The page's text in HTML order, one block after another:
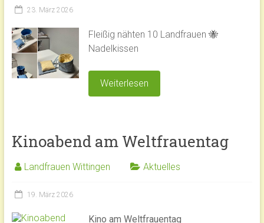
23. März 2026
Fleißig nähten 10 Landfrauen 🐝
Nadelkissen
Weiterlesen
Kinoabend am Weltfrauentag
Landfrauen Wittingen Aktuelles
19. März 2026
Kino am Weltfrauentag